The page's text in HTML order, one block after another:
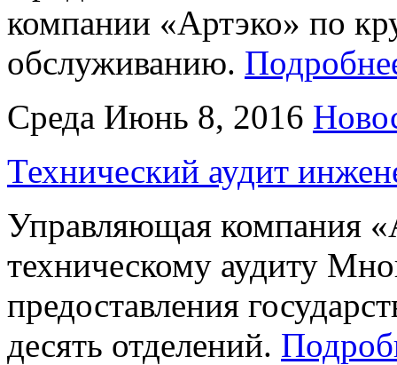
компании «Артэко» по
обслуживанию.
Среда Июнь 8, 2016
Технический аудит
Управляющая компания
техническому аудиту
предоставления
десять отделений.